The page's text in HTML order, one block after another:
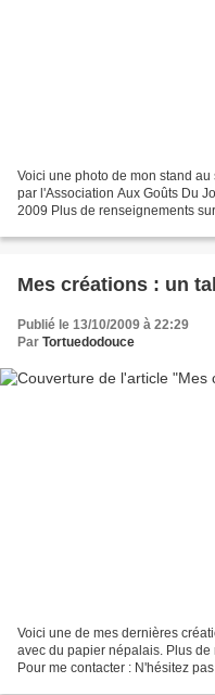
Voici une photo de mon stand
par l'Association Aux Goûts Du
2009 Plus de renseignements
Mes créations : un
Publié le 13/10/2009 à 22:29
Par Tortuedodouce
Voici une de mes dernières
avec du papier népalais. Plus
Pour me contacter : N'hésitez